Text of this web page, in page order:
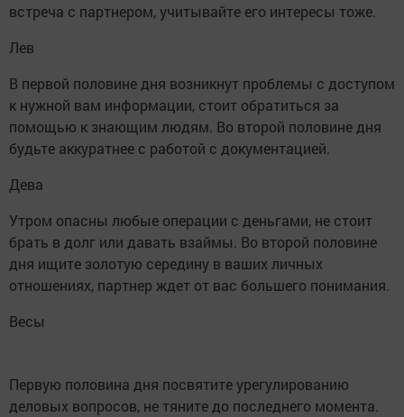
встреча с партнером, учитывайте его интересы тоже.
Лев
В первой половине дня возникнут проблемы с доступом
к нужной вам информации, стоит обратиться за
помощью к знающим людям. Во второй половине дня
будьте аккуратнее с работой с документацией.
Дева
Утром опасны любые операции с деньгами, не стоит
брать в долг или давать взаймы. Во второй половине
дня ищите золотую середину в ваших личных
отношениях, партнер ждет от вас большего понимания.
Весы
Первую половина дня посвятите урегулированию
деловых вопросов, не тяните до последнего момента.